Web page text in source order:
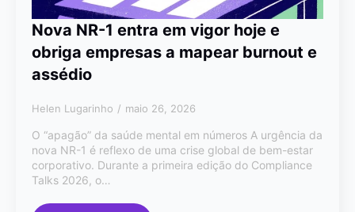
Nova NR-1 entra em vigor hoje e
obriga empresas a mapear burnout e
assédio
Helen Lugarinho maio 26, 2026
O “apagão” da saúde mental em números A urgência da
nova NR-1 é reflexo de uma crise global de bem-estar
corporativo. Durante a primeira edição do Compliance
Talks 2026, o…